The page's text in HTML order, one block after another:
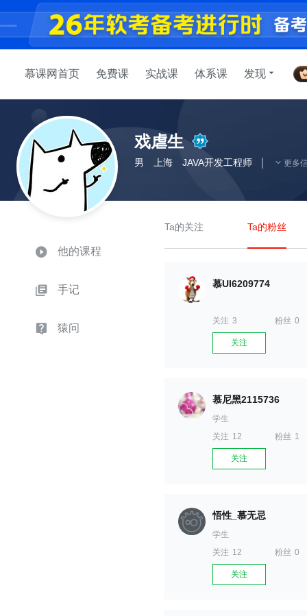
慕课网首页 免费课 实战课 体系课 发现
戏虐生
男 上海 JAVA开发工程师 更多
他的课程
手记
猿问
Ta的关注 Ta的粉丝
慕UI6209774
关注 3 粉丝 0
关注
慕尼黑2115736
学生
关注 12 粉丝 1
关注
悟性_慕无忌
学生
关注 12 粉丝 0
关注